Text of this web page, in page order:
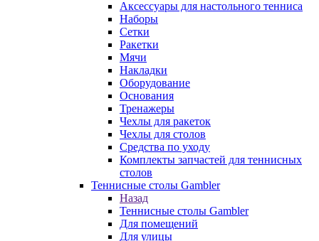
Аксессуары для настольного тенниса
Наборы
Сетки
Ракетки
Мячи
Накладки
Оборудование
Основания
Тренажеры
Чехлы для ракеток
Чехлы для столов
Средства по уходу
Комплекты запчастей для теннисных
столов
Теннисные столы Gambler
Назад
Теннисные столы Gambler
Для помещений
Для улицы